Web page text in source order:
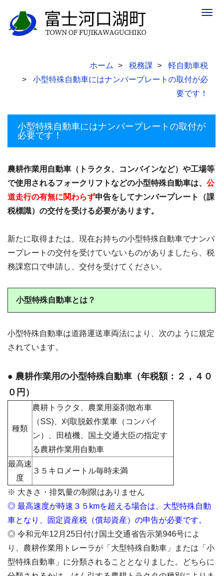
ホーム 税務課
軽自動車税
小型特殊自動車にはナンバープレートの取付が必
要です！
小型特殊自動車にはナンバープレートの取付が
必要です！
農耕作業用自動車（トラクタ、コンバインなど）や工場等
で使用されるフォークリフトなどの小型特殊自動車は、 公
道走行の有無に関わらず申告をしてナンバープレート（課
税標識）の交付を受ける必要があります。
新たに取得または、現在お持ちの小型特殊自動車でナンバ
ープレートの交付を受けていないものがありましたら、税
務課窓口で申請し、交付を受けてください。
小型特殊自動車とは？
小型特殊自動車は道路運送車両法により、次のように規定
されています。
● 農耕作業用の小型特殊自動車（年税額：２，４０
０円）
種類
農耕トラクタ、農業用薬剤散布車
（SS)、刈取脱穀作業車（コンバイ
ン）、田植機、国土交通大臣の指定す
る農耕作業用自動車
最高速
度
３５キロメートル毎時未満
※ 大きさ・排気量の制限はありません
◎ 最高速度が時速３５kmを超える場合は、大型特殊自動
車となり、固定資産税（償却資産）の申告が必要です。
◎ 令和元年12月25日付け国土交通省告示第946号によ
り、農耕作業用トレーラが「大型特殊自動車」または「小
型特殊自動車」に分類されることとなりました。どちらに